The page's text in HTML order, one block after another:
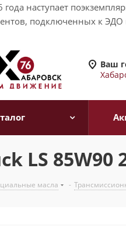
года наступает
подключенных к ЭДО
Ваш
LS 85W90
масла -